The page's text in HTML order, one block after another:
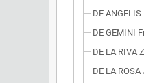
DE
DE GEMINI
DE LA RIVA
DE LA ROSA